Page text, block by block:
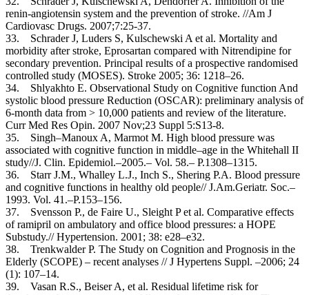
renin-angiotensin system and the prevention of stroke. //Am J
Cardiovasc Drugs. 2007;7:25-37.
33. Schrader J, Luders S, Kulschewski A et al. Mortality and
morbidity after stroke, Eprosartan compared with Nitrendipine for
secondary prevention. Principal results of a prospective randomised
controlled study (MOSES). Stroke 2005; 36: 1218–26.
34. Shlyakhto E. Observational Study on Cognitive function And
systolic blood pressure Reduction (OSCAR): preliminary analysis of
6-month data from > 10,000 patients and review of the literature.
Curr Med Res Opin. 2007 Nov;23 Suppl 5:S13-8.
35. Singh–Manoux A, Marmot M. High blood pressure was
associated with cognitive function in middle–age in the Whitehall II
study//J. Clin. Epidemiol.–2005.– Vol. 58.– P.1308–1315.
36. Starr J.M., Whalley L.J., Inch S., Shering P.A. Blood pressure
and cognitive functions in healthy old people// J.Am.Geriatr. Soc.–
1993. Vol. 41.–P.153–156.
37. Svensson P., de Faire U., Sleight P et al. Comparative effects
of ramipril on ambulatory and office blood pressures: a HOPE
Substudy.// Hypertension. 2001; 38: e28–e32.
38. Trenkwalder P. The Study on Cоgnition and Prognosis in the
Elderly (SCOPE) – recent analyses // J Hypertens Suppl. –2006; 24
(1): 107–14.
39. Vasan R.S., Beiser A, et al. Residual lifetime risk for